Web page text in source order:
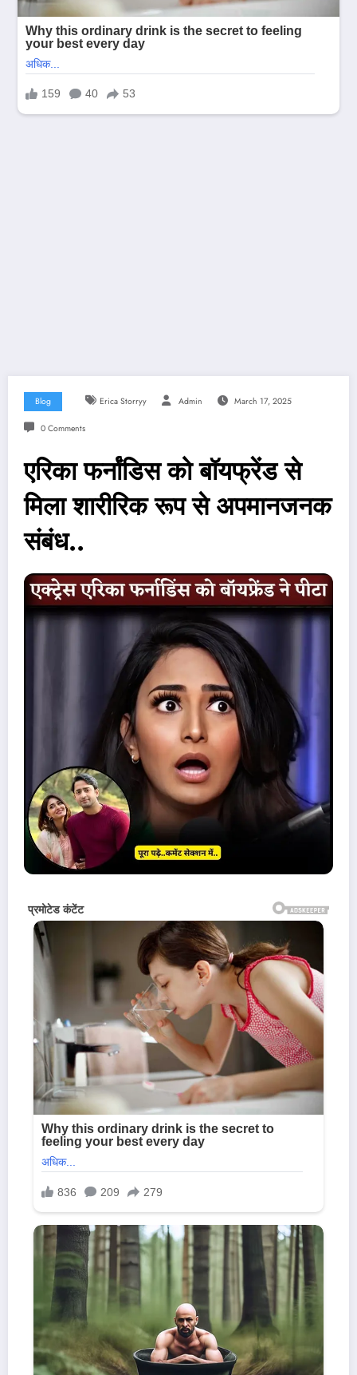
Blog Erica Storryy Admin March 17, 2025
0 Comments
एरिका फर्नांडिस को बॉयफ्रेंड से
मिला शारीरिक रूप से अपमानजनक
संबंध..